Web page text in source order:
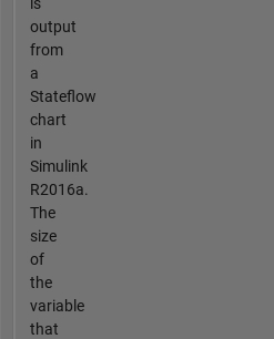
output
from
a
Stateflow
chart
in
Simulink
R2016a.
The
size
of
the
variable
that